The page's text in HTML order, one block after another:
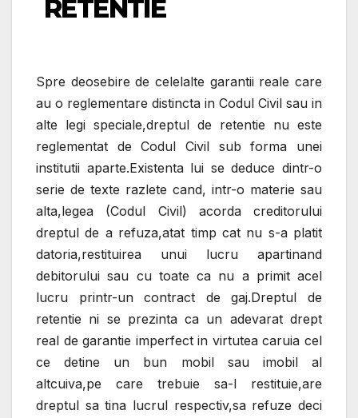
RETENTIE
Spre deosebire de celelalte garantii reale care
au o reglementare distincta in Codul Civil sau in
alte legi speciale,dreptul de retentie nu este
reglementat de Codul Civil sub forma unei
institutii aparte.Existenta lui se deduce dintr-o
serie de texte razlete cand, intr-o materie sau
alta,legea (Codul Civil) acorda creditorului
dreptul de a refuza,atat timp cat nu s-a platit
datoria,restituirea unui lucru apartinand
debitorului sau cu toate ca nu a primit acel
lucru printr-un contract de gaj.Dreptul de
retentie ni se prezinta ca un adevarat drept
real de garantie imperfect in virtutea caruia cel
ce detine un bun mobil sau imobil al
altcuiva,pe care trebuie sa-l restituie,are
dreptul sa tina lucrul respectiv,sa refuze deci